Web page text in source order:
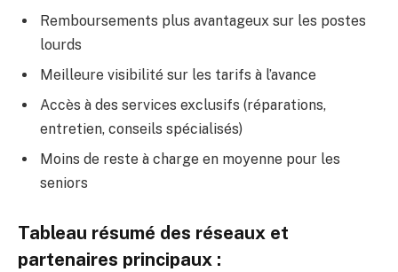
Remboursements plus avantageux sur les postes
lourds
Meilleure visibilité sur les tarifs à l’avance
Accès à des services exclusifs (réparations,
entretien, conseils spécialisés)
Moins de reste à charge en moyenne pour les
seniors
Tableau résumé des réseaux et
partenaires principaux :